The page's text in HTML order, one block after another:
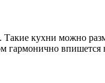
кухни можно
гармонично впишется